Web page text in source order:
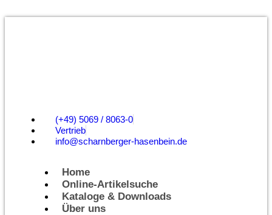
(+49) 5069 / 8063-0
Vertrieb
info@scharnberger-hasenbein.de
Home
Online-Artikelsuche
Kataloge & Downloads
Über uns